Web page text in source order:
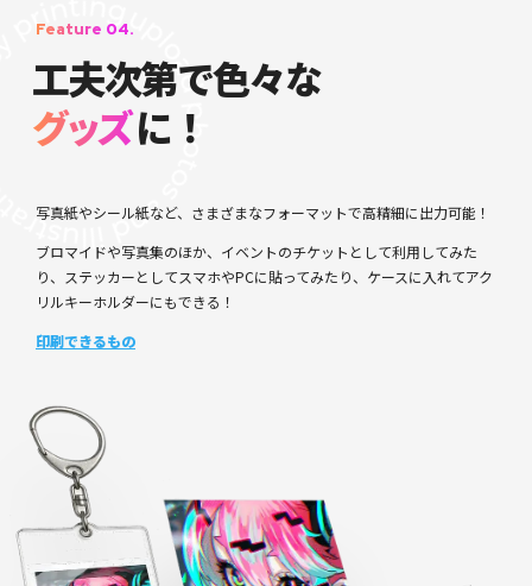
Feature 04.
工夫次第で色々な
グッズに！
写真紙やシール紙など、さまざまなフォーマットで高精細に出力可能！
ブロマイドや写真集のほか、イベントのチケットとして利用してみた
り、ステッカーとしてスマホやPCに貼ってみたり、ケースに入れてアク
リルキーホルダーにもできる！
印刷できるもの